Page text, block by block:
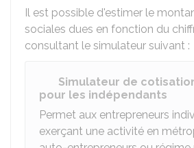
Il est possible d'estimer le
sociales dues en fonction du
consultant le simulateur suivant :
Simulateur de
pour les indépendants
Permet aux entrepreneurs
exerçant une activité en